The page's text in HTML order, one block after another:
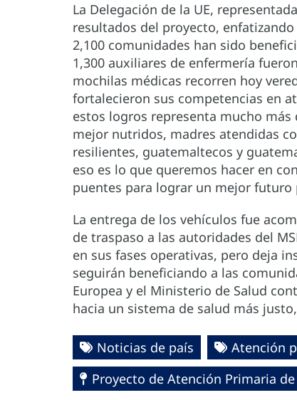
La Delegación de la UE,
resultados del proyecto,
2,100 comunidades han sido
1,300 auxiliares de enfermería
mochilas médicas recorren hoy
fortalecieron sus competencias en
estos logros representa mucho
mejor nutridos, madres atendidas
resilientes, guatemaltecos y
eso es lo que queremos hacer en
puentes para lograr un mejor futuro
La entrega de los vehículos fue
de traspaso a las autoridades del
en sus fases operativas, pero deja
seguirán beneficiando a las
Europea y el Ministerio de Salud
hacia un sistema de salud más
Noticias de país Atención
Proyecto de Atención Primaria